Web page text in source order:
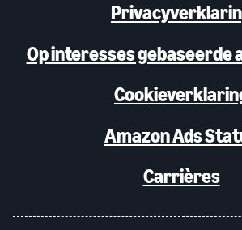
Op interesses gebaseerde
Amazon Ads
Carrières